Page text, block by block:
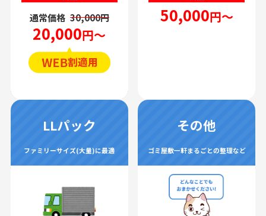
通常価格 30,000円
20,000円～
50,000円～
LLパック
ファミリーサイズ(大量)に最適
その他
ゴミ屋敷一軒まるごとの整理など